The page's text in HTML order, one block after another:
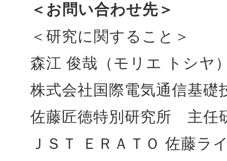
＜お問い合わせ先＞
＜研究に関すること＞
森江 俊哉（モリエ トシヤ
株式会社国際電気通信基礎
佐藤匠徳特別研究所 主任
ＪＳＴ ＥＲＡＴＯ 佐藤